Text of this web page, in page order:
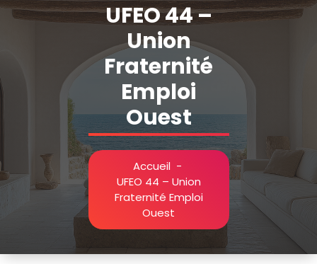
UFEO 44 –
Union
Fraternité
Emploi
Ouest
Accueil-
UFEO 44 – Union
Fraternité Emploi
Ouest